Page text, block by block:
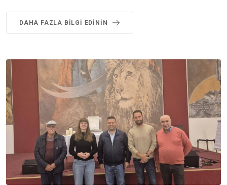
DAHA FAZLA BILGI EDININ